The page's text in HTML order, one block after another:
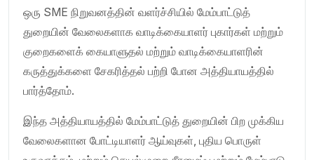
ஒரு SME நிறுவனத்தின் வளர்ச்சியில் மேம்பாட்டுத்
துறையின் வேலைகளாக வாடிக்கையாளர் புகார்கள் மற்றும்
குறைகளைக் கையாளுதல் மற்றும் வாடிக்கையாளரின்
கருத்துக்களை சேகரித்தல் பற்றி போன அத்தியாயத்தில்
பார்த்தோம்.
இந்த அத்தியாயத்தில் மேம்பாட்டுத் துறையின் பிற முக்கிய
வேலைகளான போட்டியாளர் ஆய்வுகள், புதிய பொருள்